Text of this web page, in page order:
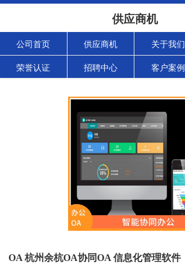
供应商机
公司首页 供应商机 关于我们
荣誉认证 招聘中心 客户案例
OA 杭州余杭OA协同OA 信息化管理软件